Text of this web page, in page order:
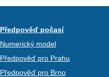
Předpověď počasí
Numerický model
Předpověď pro Prahu
Předpověď pro Brno